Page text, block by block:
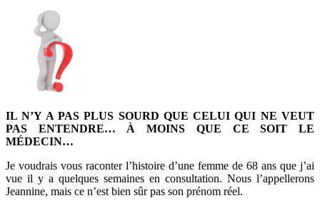
IL N’Y A PAS PLUS SOURD QUE CELUI QUI NE VEUT
PAS ENTENDRE… À MOINS QUE CE SOIT LE
MÉDECIN…
Je voudrais vous raconter l’histoire d’une femme de 68 ans que j’ai
vue il y a quelques semaines en consultation. Nous l’appellerons
Jeannine, mais ce n’est bien sûr pas son prénom réel.